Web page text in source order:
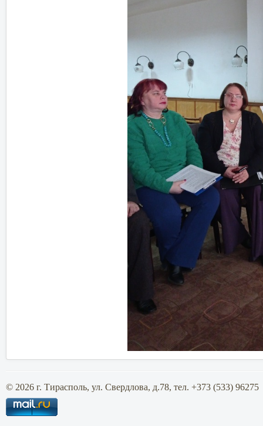
© 2026 г. Тирасполь, ул. Свердлова, д.78, тел. +373 (533) 96275